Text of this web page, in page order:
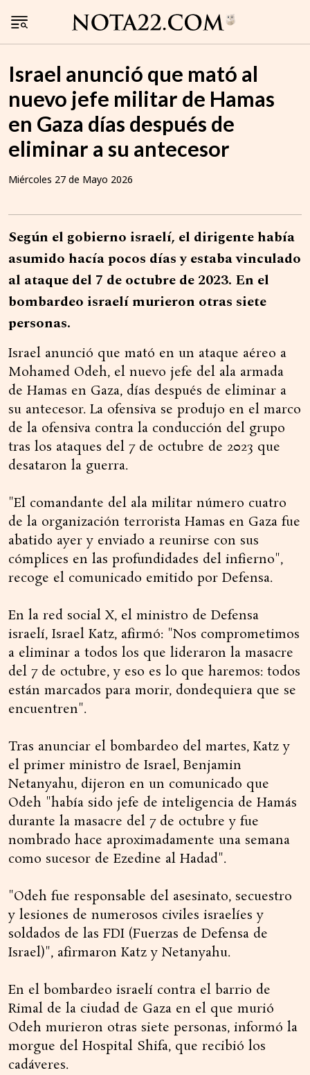
Israel anunció que mató al
nuevo jefe militar de Hamas
en Gaza días después de
eliminar a su antecesor
Miércoles 27 de Mayo 2026
Según el gobierno israelí, el dirigente había
asumido hacía pocos días y estaba vinculado
al ataque del 7 de octubre de 2023. En el
bombardeo israelí murieron otras siete
personas.
Israel anunció que mató en un ataque aéreo a
Mohamed Odeh, el nuevo jefe del ala armada
de Hamas en Gaza, días después de eliminar a
su antecesor. La ofensiva se produjo en el marco
de la ofensiva contra la conducción del grupo
tras los ataques del 7 de octubre de 2023 que
desataron la guerra.
"El comandante del ala militar número cuatro
de la organización terrorista Hamas en Gaza fue
abatido ayer y enviado a reunirse con sus
cómplices en las profundidades del infierno",
recoge el comunicado emitido por Defensa.
En la red social X, el ministro de Defensa
israelí, Israel Katz, afirmó: "Nos comprometimos
a eliminar a todos los que lideraron la masacre
del 7 de octubre, y eso es lo que haremos: todos
están marcados para morir, dondequiera que se
encuentren".
Tras anunciar el bombardeo del martes, Katz y
el primer ministro de Israel, Benjamin
Netanyahu, dijeron en un comunicado que
Odeh "había sido jefe de inteligencia de Hamás
durante la masacre del 7 de octubre y fue
nombrado hace aproximadamente una semana
como sucesor de Ezedine al Hadad".
"Odeh fue responsable del asesinato, secuestro
y lesiones de numerosos civiles israelíes y
soldados de las FDI (Fuerzas de Defensa de
Israel)", afirmaron Katz y Netanyahu.
En el bombardeo israelí contra el barrio de
Rimal de la ciudad de Gaza en el que murió
Odeh murieron otras siete personas, informó la
morgue del Hospital Shifa, que recibió los
cadáveres.